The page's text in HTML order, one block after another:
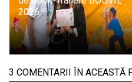
2026
3 COMENTARII ÎN ACEASTĂ